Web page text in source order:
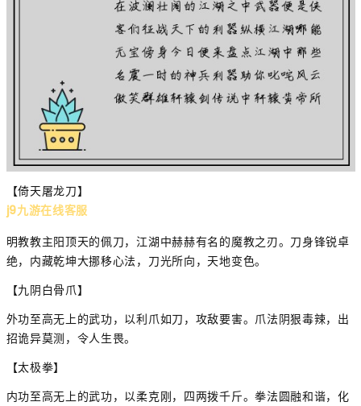
【倚天屠龙刀】
j9九游在线客服
明教教主阳顶天的佩刀，江湖中赫赫有名的魔教之刃。刀身锋锐卓
绝，内藏乾坤大挪移心法，刀光所向，天地变色。
【九阴白骨爪】
外功至高无上的武功，以利爪如刀，攻敌要害。爪法阴狠毒辣，出
招诡异莫测，令人生畏。
【太极拳】
内功至高无上的武功，以柔克刚，四两拨千斤。拳法圆融和谐，化